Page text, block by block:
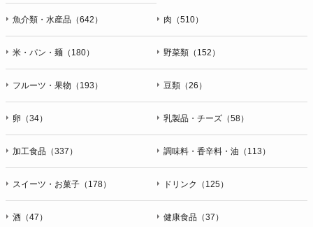
魚介類・水産品（642） 肉（510）
米・パン・麺（180） 野菜類（152）
フルーツ・果物（193） 豆類（26）
卵（34） 乳製品・チーズ（58）
加工食品（337） 調味料・香辛料・油（113）
スイーツ・お菓子（178） ドリンク（125）
酒（47） 健康食品（37）